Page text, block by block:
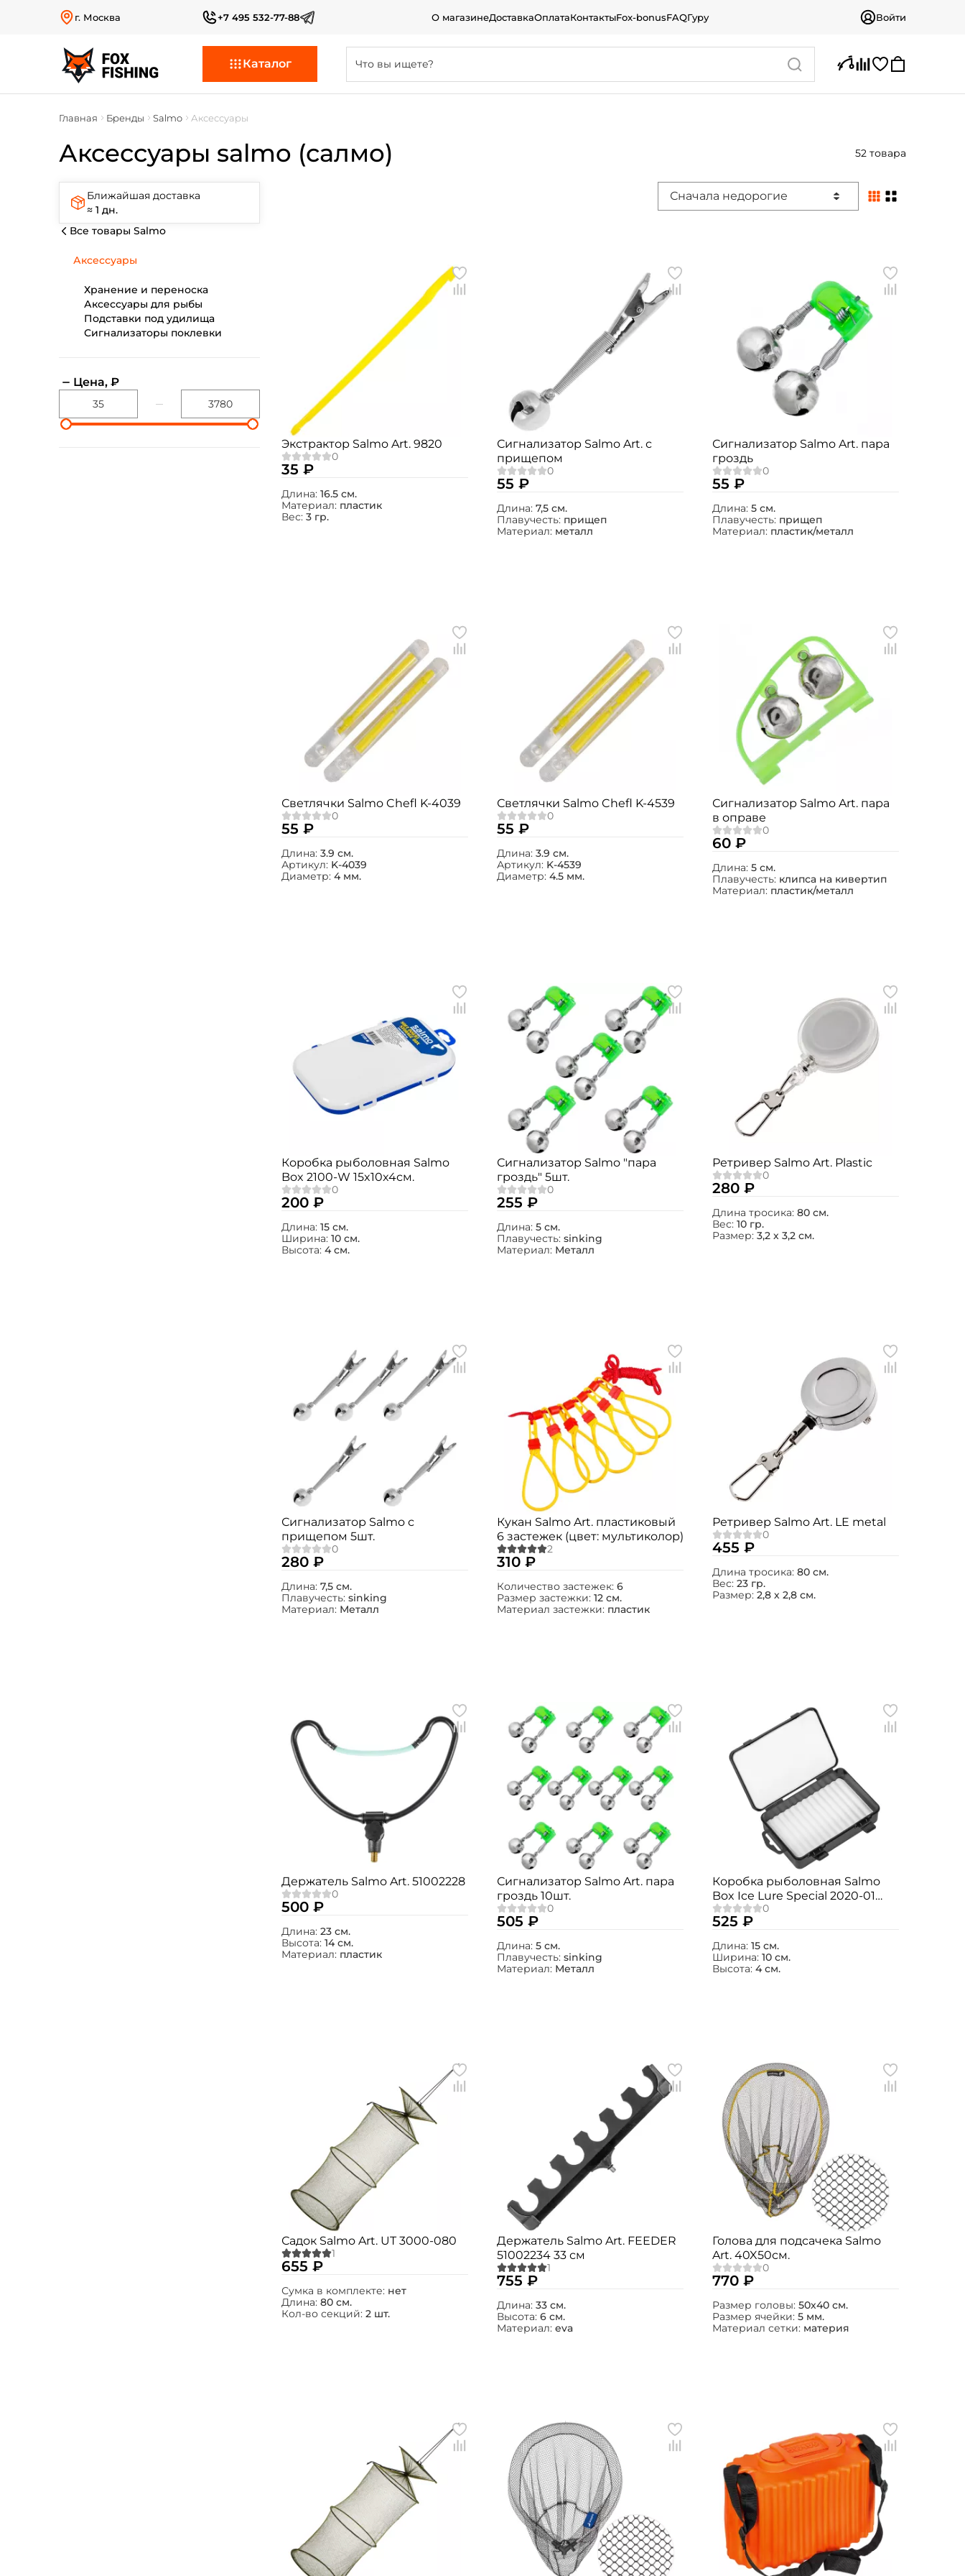
г. Москва +7 495 532-77-88 О магазинеДоставкаОплатаКонтактыFox-bonusFAQГуру Войти
Каталог
Главная Бренды Salmo Аксессуары
Аксессуары salmo (салмо) 52 товара
Ближайшая доставка
≈ 1 дн.
Все товары Salmo
Аксессуары
Хранение и переноска
Аксессуары для рыбы
Подставки под удилища
Сигнализаторы поклевки
Цена, ₽
Сначала недорогие
Экстрактор Salmo Art. 9820
35 ₽
Длина: 16.5 см.
Материал: пластик
Вес: 3 гр.
Сигнализатор Salmo Art. с
прищепом
55 ₽
Длина: 7,5 см.
Плавучесть: прищеп
Материал: металл
Сигнализатор Salmo Art. пара
гроздь
55 ₽
Длина: 5 см.
Плавучесть: прищеп
Материал: пластик/металл
Светлячки Salmo Chefl K-4039
55 ₽
Длина: 3.9 см.
Артикул: K-4039
Диаметр: 4 мм.
Светлячки Salmo Chefl K-4539
55 ₽
Длина: 3.9 см.
Артикул: K-4539
Диаметр: 4.5 мм.
Сигнализатор Salmo Art. пара
в оправе
60 ₽
Длина: 5 см.
Плавучесть: клипса на кивертип
Материал: пластик/металл
Коробка рыболовная Salmo
Box 2100-W 15x10x4см.
200 ₽
Длина: 15 см.
Ширина: 10 см.
Высота: 4 см.
Сигнализатор Salmo "пара
гроздь" 5шт.
255 ₽
Длина: 5 см.
Плавучесть: sinking
Материал: Металл
Ретривер Salmo Art. Plastic
280 ₽
Длина тросика: 80 см.
Вес: 10 гр.
Размер: 3,2 х 3,2 см.
Сигнализатор Salmo с
прищепом 5шт.
280 ₽
Длина: 7,5 см.
Плавучесть: sinking
Материал: Металл
Кукан Salmo Art. пластиковый
6 застежек (цвет: мультиколор)
310 ₽
Количество застежек: 6
Размер застежки: 12 см.
Материал застежки: пластик
Ретривер Salmo Art. LE metal
455 ₽
Длина тросика: 80 см.
Вес: 23 гр.
Размер: 2,8 х 2,8 см.
Держатель Salmo Art. 51002228
500 ₽
Длина: 23 см.
Высота: 14 см.
Материал: пластик
Сигнализатор Salmo Art. пара
гроздь 10шт.
505 ₽
Длина: 5 см.
Плавучесть: sinking
Материал: Металл
Коробка рыболовная Salmo
Box Ice Lure Special 2020-01
15x10x4см.
525 ₽
Длина: 15 см.
Ширина: 10 см.
Высота: 4 см.
Садок Salmo Art. UT 3000-080
655 ₽
Сумка в комплекте: нет
Длина: 80 см.
Кол-во секций: 2 шт.
Держатель Salmo Art. FEEDER
51002234 33 см
755 ₽
Длина: 33 см.
Высота: 6 см.
Материал: eva
Голова для подсачека Salmo
Art. 40X50см.
770 ₽
Размер головы: 50х40 см.
Размер ячейки: 5 мм.
Материал сетки: материя
Создать аккаунт
ФИО: *
Повторите пароль: *
Заполняя данную форму вы соглашаетесь на
обработкуперсональных данных
Создать аккаунт
У меня уже есть аккаунт